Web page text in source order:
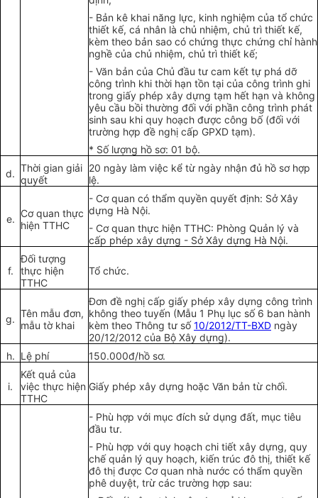
- Bản kê khai năng lực, kinh nghiệm của tổ chức
thiết kế, cá nhân là chủ nhiệm, chủ trì thiết kế,
kèm theo bản sao có chứng thực chứng chỉ hành
nghề của chủ nhiệm, chủ trì thiết kế;
- Văn bản của Chủ đầu tư cam kết tự phá dỡ
công trình khi thời hạn tồn tại của công trình ghi
trong giấy phép xây dựng tạm hết hạn và không
yêu cầu bồi thường đối với phần công trình phát
sinh sau khi quy hoạch được công bố (đối với
trường hợp đề nghị cấp GPXD tạm).
* Số lượng hồ sơ: 01 bộ.
d. Thời gian giải
quyết
20 ngày làm việc kể từ ngày nhận đủ hồ sơ hợp
lệ.
e. Cơquan thực
hiện TTHC
- Cơ quan có thẩm quyền quyết định: SởXây
dựng Hà Nội.
- Cơquan thực hiện TTHC: Phòng Quản lý và
cấp phép xây dựng - Sở Xây dựng Hà Nội.
f.
Đối tượng
thực hiện
TTHC
Tổ chức.
g. Tên mẫu đơn,
mẫu tờ khai
Đơn đề nghị cấp giấy phép xây dựng công trình
không theo tuyến (Mẫu 1 Phụ lục số 6 ban hành
kèm theo Thông tư số 10/2012/TT-BXD ngày
20/12/2012 của Bộ Xây dựng).
h. Lệ phí 150.000đ/hồ sơ.
i.
Kết quả của
việc thực hiện
TTHC
Giấy phép xây dựng hoặc Văn bản từ chối.
- Phù hợp với mục đích sử dụng đất, mục tiêu
đầu tư.
- Phù hợp với quy hoạch chi tiết xây dựng, quy
chế quản lý quy hoạch, kiến trúc đô thị, thiết kế
đô thị được Cơ quan nhà nước có thẩm quyền
phê duyệt, trừ các trường hợp sau: